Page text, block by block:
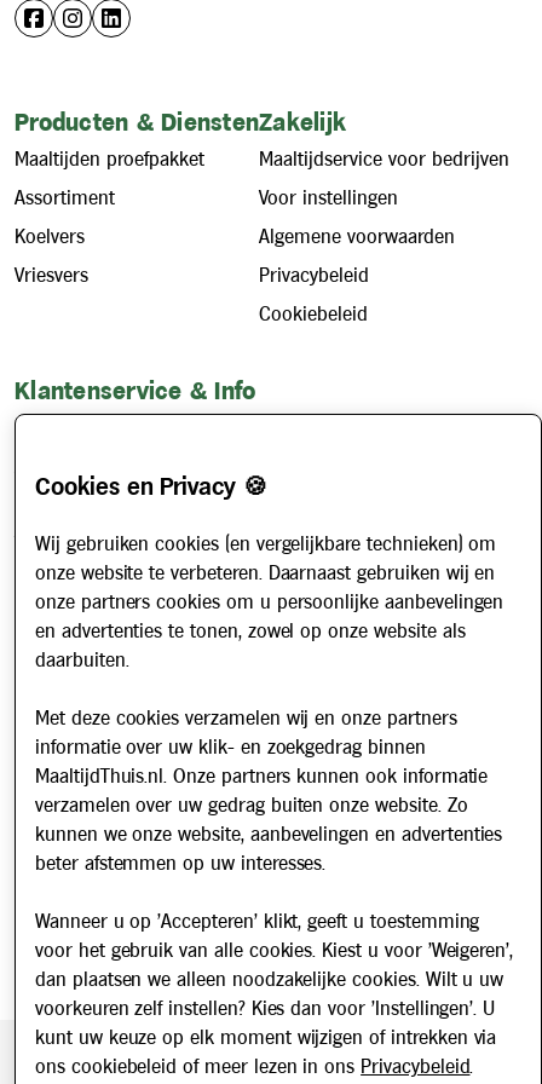
Producten & Diensten
Maaltijden proefpakket
Assortiment
Koelvers
Vriesvers
Zakelijk
Maaltijdservice voor bedrijven
Voor instellingen
Algemene voorwaarden
Privacybeleid
Cookiebeleid
Klantenservice & Info
Hoe werkt het?
Veelgestelde vragen
Over ons
Werken bij
Nieuws
Nieuwsbrief
Schrijf u in voor onze nieuwsbrief en blijf op de hoogte van
updates over Maaltijd Thuis!
E-mailadres
Beveiligde betaling middels SEPA incasso. Getoonde prijzen
Cookies en Privacy 🍪
Wij gebruiken cookies (en vergelijkbare technieken) om
onze website te verbeteren. Daarnaast gebruiken wij en
onze partners cookies om u persoonlijke aanbevelingen
en advertenties te tonen, zowel op onze website als
daarbuiten.
Met deze cookies verzamelen wij en onze partners
informatie over uw klik- en zoekgedrag binnen
MaaltijdThuis.nl. Onze partners kunnen ook informatie
verzamelen over uw gedrag buiten onze website. Zo
kunnen we onze website, aanbevelingen en advertenties
beter afstemmen op uw interesses.
Wanneer u op 'Accepteren' klikt, geeft u toestemming
voor het gebruik van alle cookies. Kiest u voor 'Weigeren',
dan plaatsen we alleen noodzakelijke cookies. Wilt u uw
voorkeuren zelf instellen? Kies dan voor 'Instellingen'. U
kunt uw keuze op elk moment wijzigen of intrekken via
ons cookiebeleid of meer lezen in ons Privacybeleid.